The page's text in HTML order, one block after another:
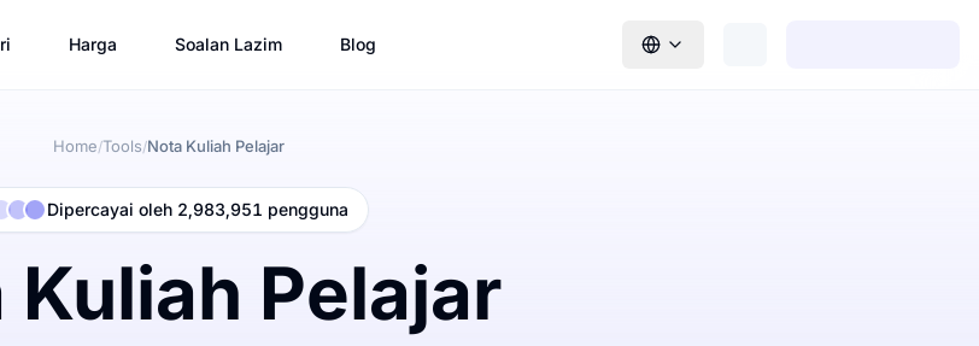
Harga Soalan Lazim Blog
Home/Tools/Nota Kuliah Pelajar
Dipercayai oleh 2,983,951 pengguna
Kuliah Pelajar